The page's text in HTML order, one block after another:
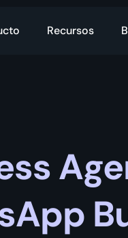
Recursos